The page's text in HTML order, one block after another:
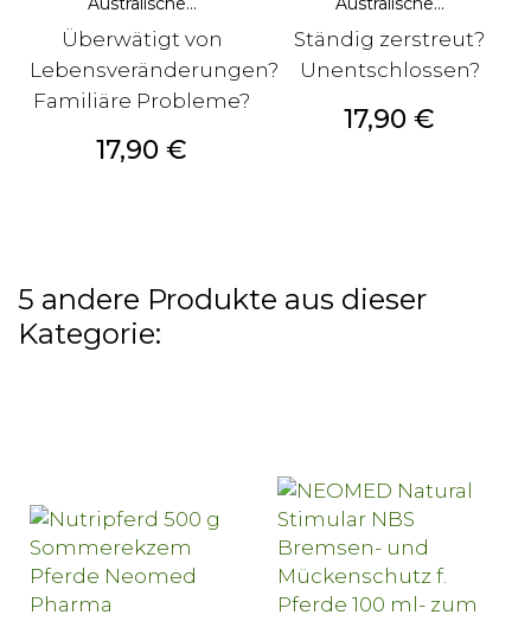
Überwätigt von
Lebensveränderungen?
Familiäre Probleme?
Preis
17,90 €
Ständig zerstreut?
Unentschlossen?
Preis
17,90 €
5 andere Produkte aus dieser
Kategorie: